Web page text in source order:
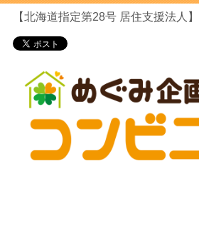
【北海道指定第28号 居住支援法人】